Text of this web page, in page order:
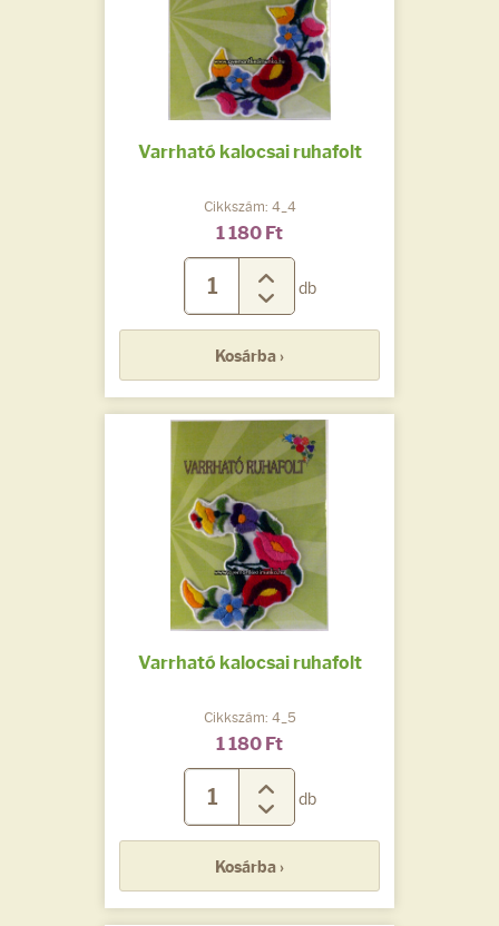
Varrható kalocsai ruhafolt
Cikkszám: 4_4
1 180 Ft
db
Kosárba ›
Varrható kalocsai ruhafolt
Cikkszám: 4_5
1 180 Ft
db
Kosárba ›